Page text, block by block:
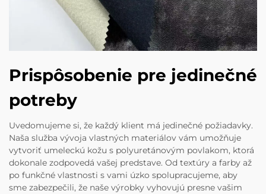
Prispôsobenie pre jedinečné
potreby
Uvedomujeme si, že každý klient má jedinečné požiadavky.
Naša služba vývoja vlastných materiálov vám umožňuje
vytvoriť umeleckú kožu s polyuretánovým povlakom, ktorá
dokonale zodpovedá vašej predstave. Od textúry a farby až
po funkčné vlastnosti s vami úzko spolupracujeme, aby
sme zabezpečili, že naše výrobky vyhovujú presne vašim